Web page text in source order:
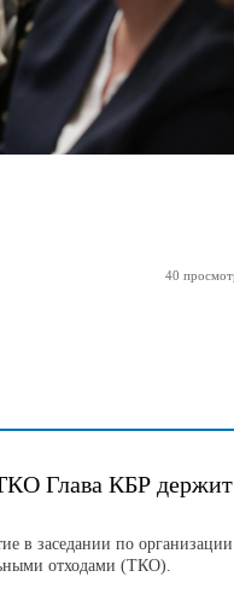
40
Глава КБР держит
в заседании по
отходами (ТКО).